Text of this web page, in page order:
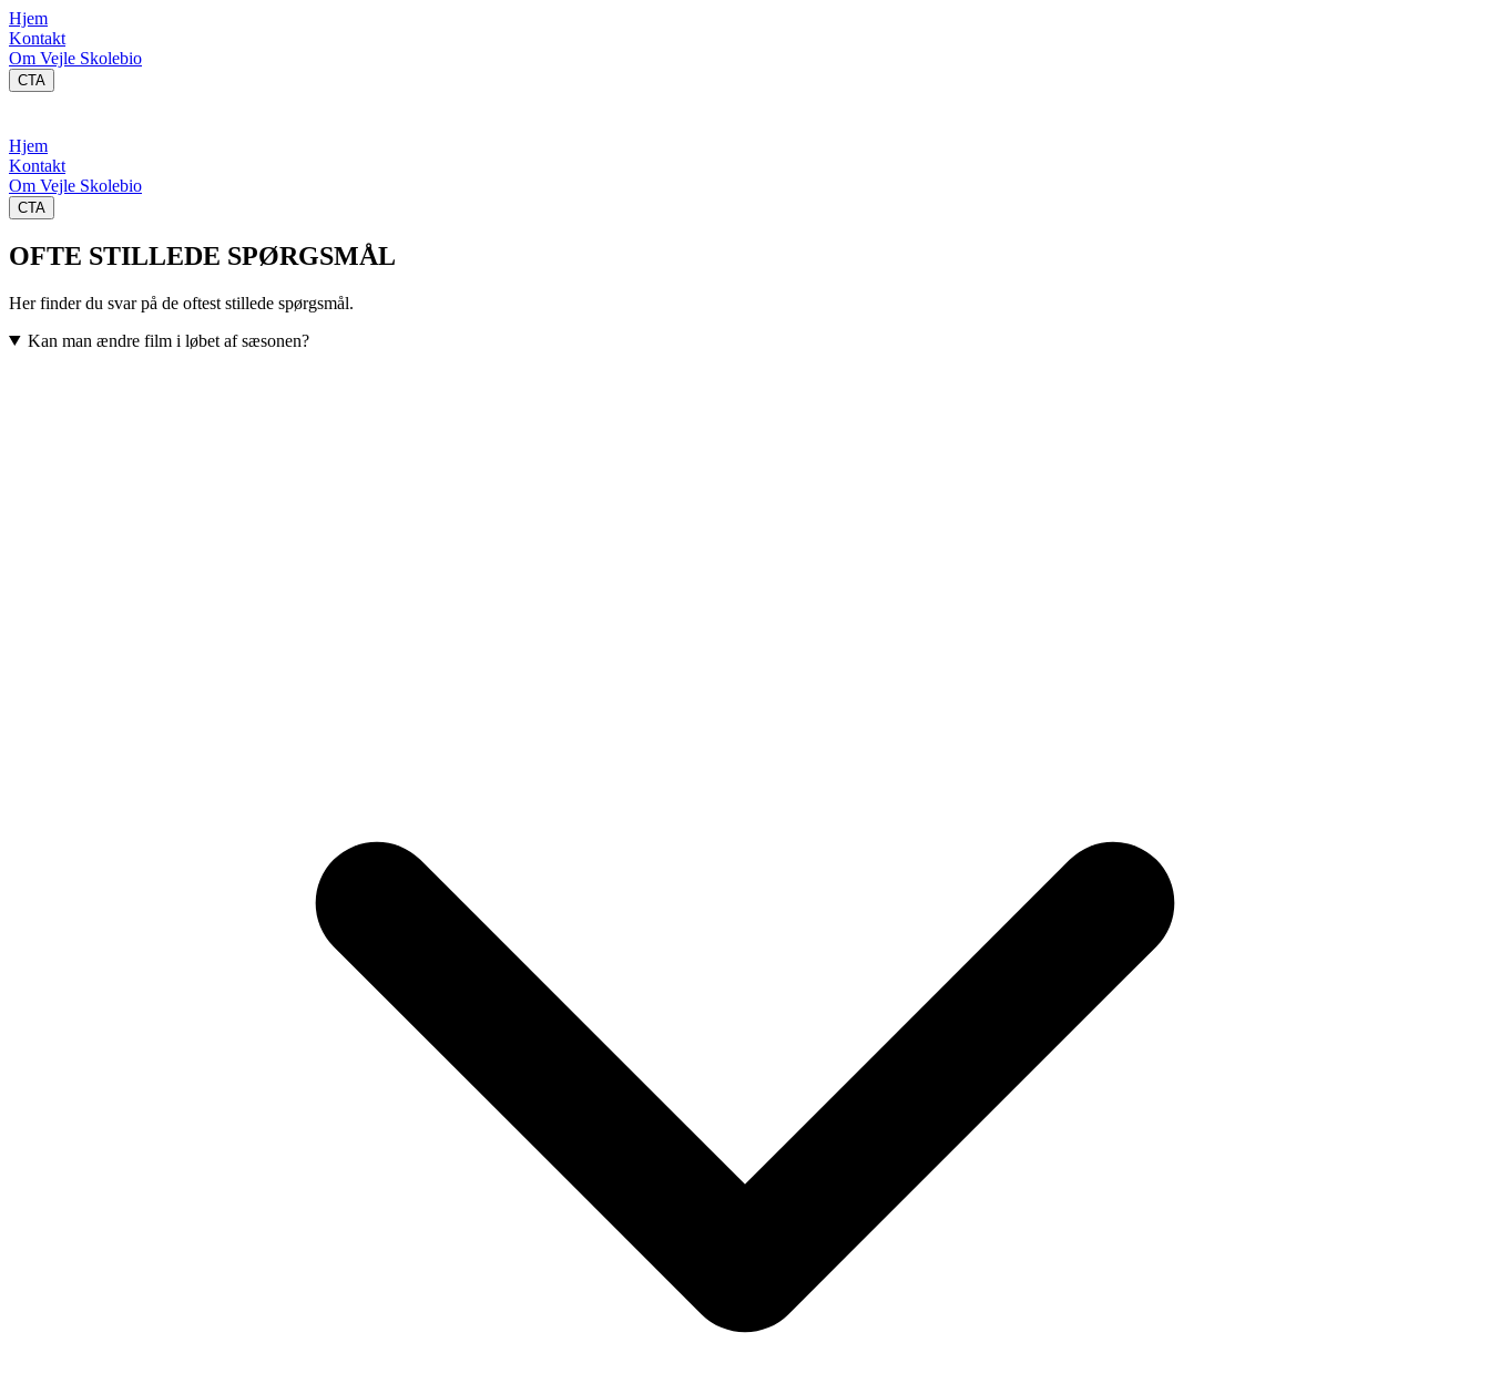
Hjem
Kontakt
Om Vejle Skolebio
CTA
Hjem
Kontakt
Om Vejle Skolebio
CTA
OFTE STILLEDE SPØRGSMÅL
Her finder du svar på de oftest stillede spørgsmål.
Kan man ændre film i løbet af sæsonen?